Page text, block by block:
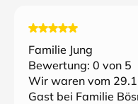
Familie Jung
Bewertung: 0 von 5
Wir waren vom
Gast bei Familie